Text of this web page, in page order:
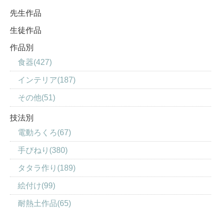
先生作品
生徒作品
作品別
食器(427)
インテリア(187)
その他(51)
技法別
電動ろくろ(67)
手びねり(380)
タタラ作り(189)
絵付け(99)
耐熱土作品(65)